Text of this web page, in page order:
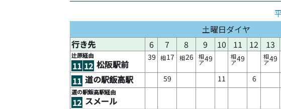
土曜日ダイヤ
行き先
6 7 8 9 10 11 12 13
辻原経由
11 12 松阪駅前
39 相17 相26 相
ア49 相
ア49 相
ア49
11 道の駅飯高駅 59 11 6
道の駅飯高駅経由
12 スメール